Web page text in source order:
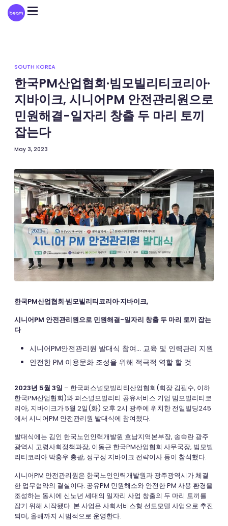
Please
note:
This
SOUTH KOREA
한국PM산업협회·빔모빌리티코리아·
지바이크, 시니어PM 안전관리원으로
민원해결-일자리 창출 두 마리 토끼
잡는다
May 3, 2023
한국PM산업협회·빔모빌리티코리아·지바이크,
시니어PM 안전관리원으로 민원해결-일자리 창출 두 마리 토끼 잡는
다
시니어PM안전관리원 발대식 참여… 교육 및 인력관리 지원
안전한 PM 이용문화 조성을 위해 적극적 역할 할 것
2023년 5월 3일 – 한국퍼스널모빌리티산업협회(회장 김필수, 이하
한국PM산업협회)와 퍼스널모빌리티 공유서비스 기업 빔모빌리티코
리아, 지바이크가 5월 2일(화) 오후 2시 광주에 위치한 전일빌딩245
에서 시니어PM 안전관리원 발대식에 참여했다.
발대식에는 김인 한국노인인력개발원 호남지역본부장, 송숙란 광주
광역시 고령사회정책과장, 이동근 한국PM산업협회 사무국장, 빔모빌
리티코리아 박홍우 총괄, 정구성 지바이크 전략이사 등이 참석했다.
시니어PM 안전관리원은 한국노인인력개발원과 광주광역시가 체결
한 업무협약의 결실이다. 공유PM 민원해소와 안전한 PM 사용 환경을
조성하는 동시에 신노년 세대의 일자리 사업 창출의 두 마리 토끼를
잡기 위해 시작됐다. 본 사업은 사회서비스형 선도모델 사업으로 추진
되며, 올해까지 시범적으로 운영한다.